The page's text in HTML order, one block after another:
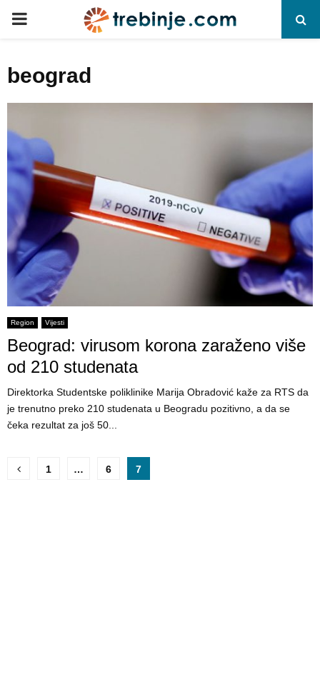
P
M
A
R
Y
M
E
N
U
beograd
Region Vijesti
Beograd: virusom korona zaraženo više
od 210 studenata
Direktorka Studentske poliklinike Marija Obradović kaže za RTS da
je trenutno preko 210 studenata u Beogradu pozitivno, a da se
čeka rezultat za još 50...
P
1 … 6 7